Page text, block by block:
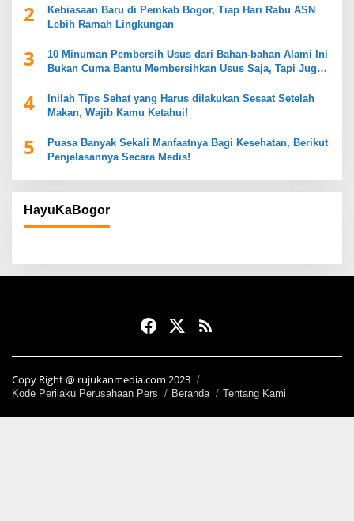
2
Kebiasaan Baru di Pemkab Bogor, Tiap Hari Rabu ASN
Lebih Ramah Lingkungan
3
10 Minuman Pembersih Usus dari Bahan-bahan Alami Ini
Bukan Cuma Bantu Membersihkan Usus Saja, Tapi Juga
4
Inilah Tips Sehat yang Harus dilakukan Sesaat Setelah
Makan, Wajib Kamu Ketahui!
5
Puasa Banyak Sekali Manfaatnya Bagi Kesehatan, Berikut
Penjelasannya Secara Medis!
HayuKaBogor
Copy Right @ rujukanmedia.com 2023
Kode Perilaku Perusahaan Pers Beranda Tentang Kami